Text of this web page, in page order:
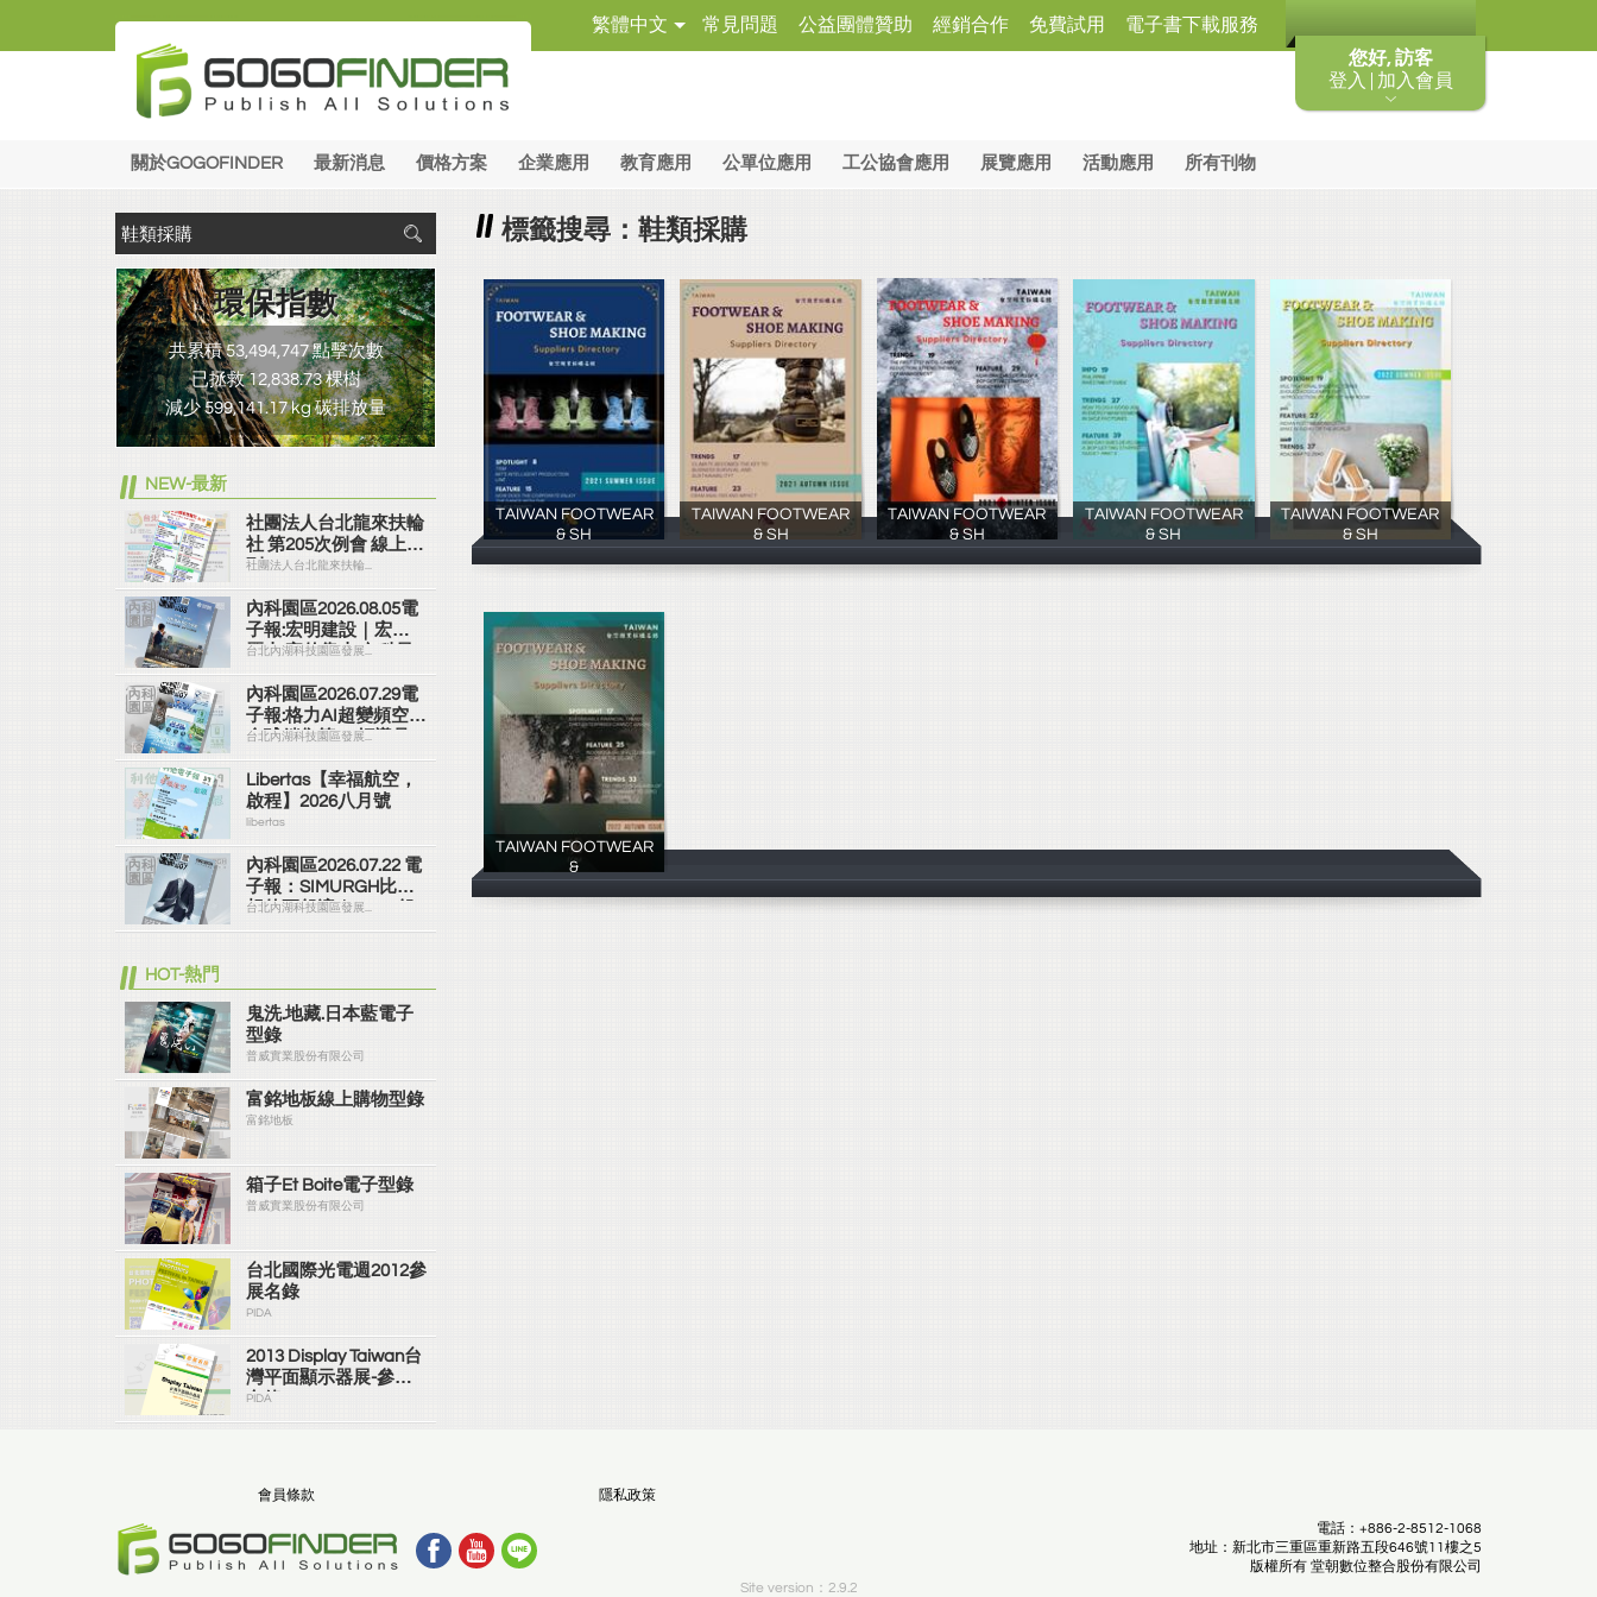
您好, 訪客
登入 | 加入會員
繁體中文 常見問題 公益團體贊助 經銷合作 免費試用 電子書下載服務
關於GOGOFINDER 最新消息 價格方案 企業應用 教育應用 公單位應用 工公協會應用 展覽應用 活動應用 所有刊物
標籤搜尋：鞋類採購
TAIWAN FOOTWEAR
& SH
MUNIN MCL
TAIWAN FOOTWEAR
& SH
MUNIN MCL
TAIWAN FOOTWEAR
& SH
MUNIN MCL
TAIWAN FOOTWEAR
& SH
MUNIN MCL
TAIWAN FOOTWEAR
& SH
MUNIN MCL
TAIWAN FOOTWEAR
&
MUNIN MCL
環保指數
共累積 53,494,747 點擊次數
已拯救 12,838.73 棵樹
減少 599,141.17 kg 碳排放量
NEW-最新
社團法人台北龍來扶輪
社 第205次例會 線上社
刊
社團法人台北龍來扶輪...
內科園區2026.08.05電
子報:宏明建設｜宏明
麗山 家的靠山 內科最
高的安全承諾
台北內湖科技園區發展...
內科園區2026.07.29電
子報:格力AI超變頻空調
全球銷售第一 領導品
牌
台北內湖科技園區發展...
Libertas【幸福航空，
啟程】2026八月號
libertas
內科園區2026.07.22 電
子報：SIMURGH比你
想的更舒適｜Su-Si 舒
仕裝 都會日常輕鬆穿
台北內湖科技園區發展...
HOT-熱門
鬼洗.地藏.日本藍電子
型錄
普威實業股份有限公司
富銘地板線上購物型錄
富銘地板
箱子Et Boite電子型錄
普威實業股份有限公司
台北國際光電週2012參
展名錄
PIDA
2013 Display Taiwan台
灣平面顯示器展-參展
名錄
PIDA
會員條款 隱私政策
電話：+886-2-8512-1068
地址：新北市三重區重新路五段646號11樓之5
版權所有 堂朝數位整合股份有限公司
Site version：2.9.2